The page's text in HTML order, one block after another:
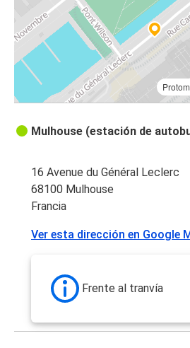
Mulhouse (estación de
16 Avenue du Général Leclerc
68100 Mulhouse
Francia
Ver esta dirección en Google
Frente al tranvía